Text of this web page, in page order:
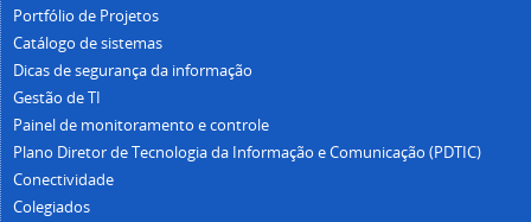
Portfólio de Projetos
Catálogo de sistemas
Dicas de segurança da informação
Gestão de TI
Painel de monitoramento e controle
Plano Diretor de Tecnologia da Informação e Comunicação (PDTIC)
Conectividade
Colegiados